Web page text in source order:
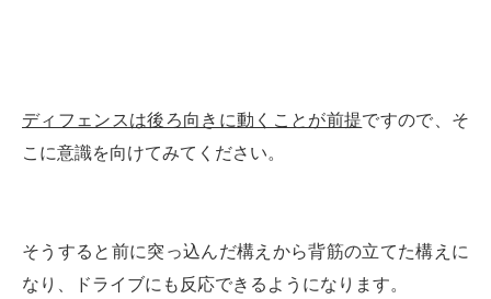
ディフェンスは後ろ向きに動くことが前提ですので、そ
こに意識を向けてみてください。
そうすると前に突っ込んだ構えから背筋の立てた構えに
なり、ドライブにも反応できるようになります。